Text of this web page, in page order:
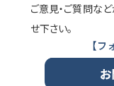
ご意見・ご質問な
せ下さい。